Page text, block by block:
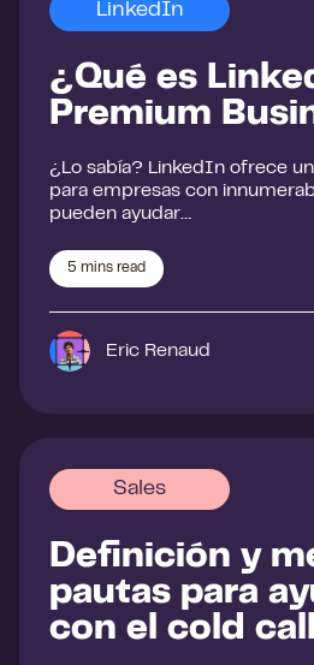
LinkedIn
¿Qué es
Premium
¿Lo sabía? LinkedIn ofrece
para empresas con
pueden ayudar…
5 mins read
Eric Renaud
Sales
Definición y
pautas para
con el cold